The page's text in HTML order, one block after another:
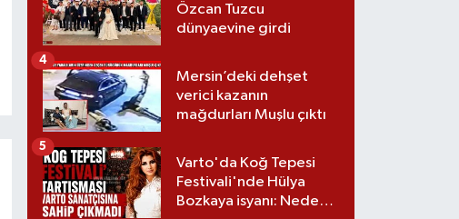
Özcan Tuzcu
dünyaevine girdi
Mersin’deki dehşet
verici kazanın
mağdurları Muşlu çıktı
4
Varto'da Koğ Tepesi
Festivali'nde Hülya
Bozkaya isyanı: Neden
5